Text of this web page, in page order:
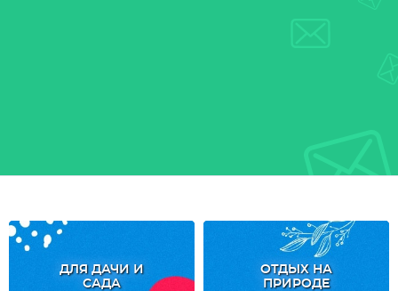
ДЛЯ ДАЧИ И
САДА
ОТДЫХ НА
ПРИРОДЕ